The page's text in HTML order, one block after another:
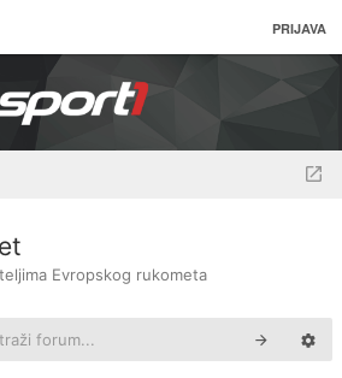
PRIJAVA
Evropskog rukometa